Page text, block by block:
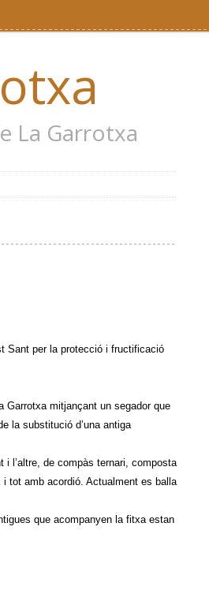
La Garrotxa
Sant per la protecció i fructificació
Garrotxa mitjançant un segador que
la substitució d’una antiga
i l’altre, de compàs ternari, composta
tot amb acordió. Actualment es balla
que acompanyen la fitxa estan